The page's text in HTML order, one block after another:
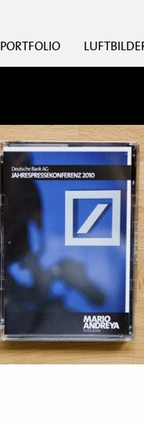
PORTFOLIO